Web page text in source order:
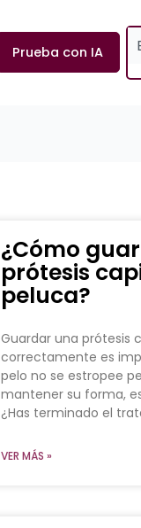
Prueba con IA
¿Cómo
prótesis
peluca?
Guardar una prótesis
correctamente es
pelo no se estropee
mantener su forma,
¿Has terminado el
VER MÁS »